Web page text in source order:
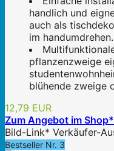
handlich und
auch als
im
pflanzenzweige
blühende zweige
12,79 EUR
Zum Angebot im Shop*
Bild-Link* Verkäufer-
Bestseller Nr. 3